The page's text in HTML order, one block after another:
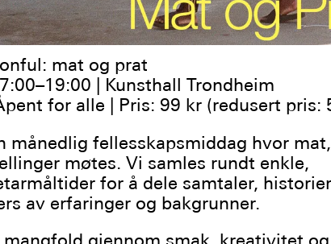
mat og prat
| Kunsthall Trondheim
for alle | Pris: 99 kr (redusert pris:
månedlig fellesskapsmiddag hvor mat,
møtes. Vi samles rundt enkle,
for å dele samtaler,
av erfaringer og bakgrunner.